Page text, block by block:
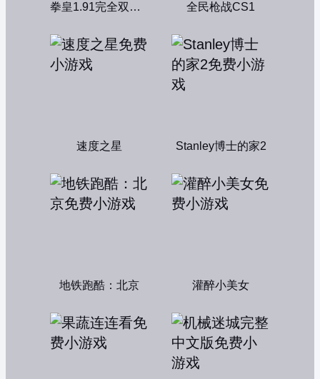
拳皇1.91完全双人版 全民枪战CS1
速度之星 Stanley博士的家2
地铁跑酷：北京 灌醉小美女